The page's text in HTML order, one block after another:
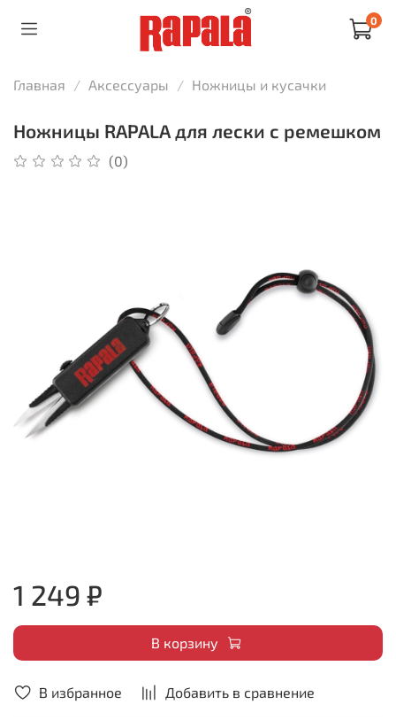
0
Главная Аксессуары Ножницы и кусачки
Ножницы RAPALA для лески с ремешком
(0)
В избранное Добавить в сравнение
1 249 ₽
В корзину